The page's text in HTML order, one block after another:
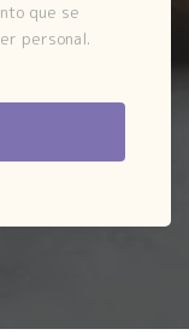
que se
personal.